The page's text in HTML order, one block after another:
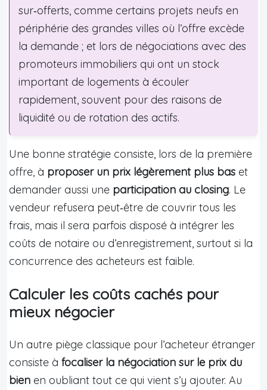
sur‑offerts, comme certains projets neufs en
périphérie des grandes villes où l’offre excède
la demande ; et lors de négociations avec des
promoteurs immobiliers qui ont un stock
important de logements à écouler
rapidement, souvent pour des raisons de
liquidité ou de rotation des actifs.
Une bonne stratégie consiste, lors de la première
offre, à proposer un prix légèrement plus bas et
demander aussi une participation au closing. Le
vendeur refusera peut‑être de couvrir tous les
frais, mais il sera parfois disposé à intégrer les
coûts de notaire ou d’enregistrement, surtout si la
concurrence des acheteurs est faible.
Calculer les coûts cachés pour
mieux négocier
Un autre piège classique pour l’acheteur étranger
consiste à focaliser la négociation sur le prix du
bien en oubliant tout ce qui vient s’y ajouter. Au